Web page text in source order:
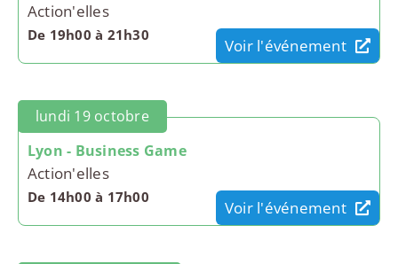
Action'elles
De 19h00 à 21h30
Voir l'événement
lundi 19 octobre
Lyon - Business Game
Action'elles
De 14h00 à 17h00
Voir l'événement